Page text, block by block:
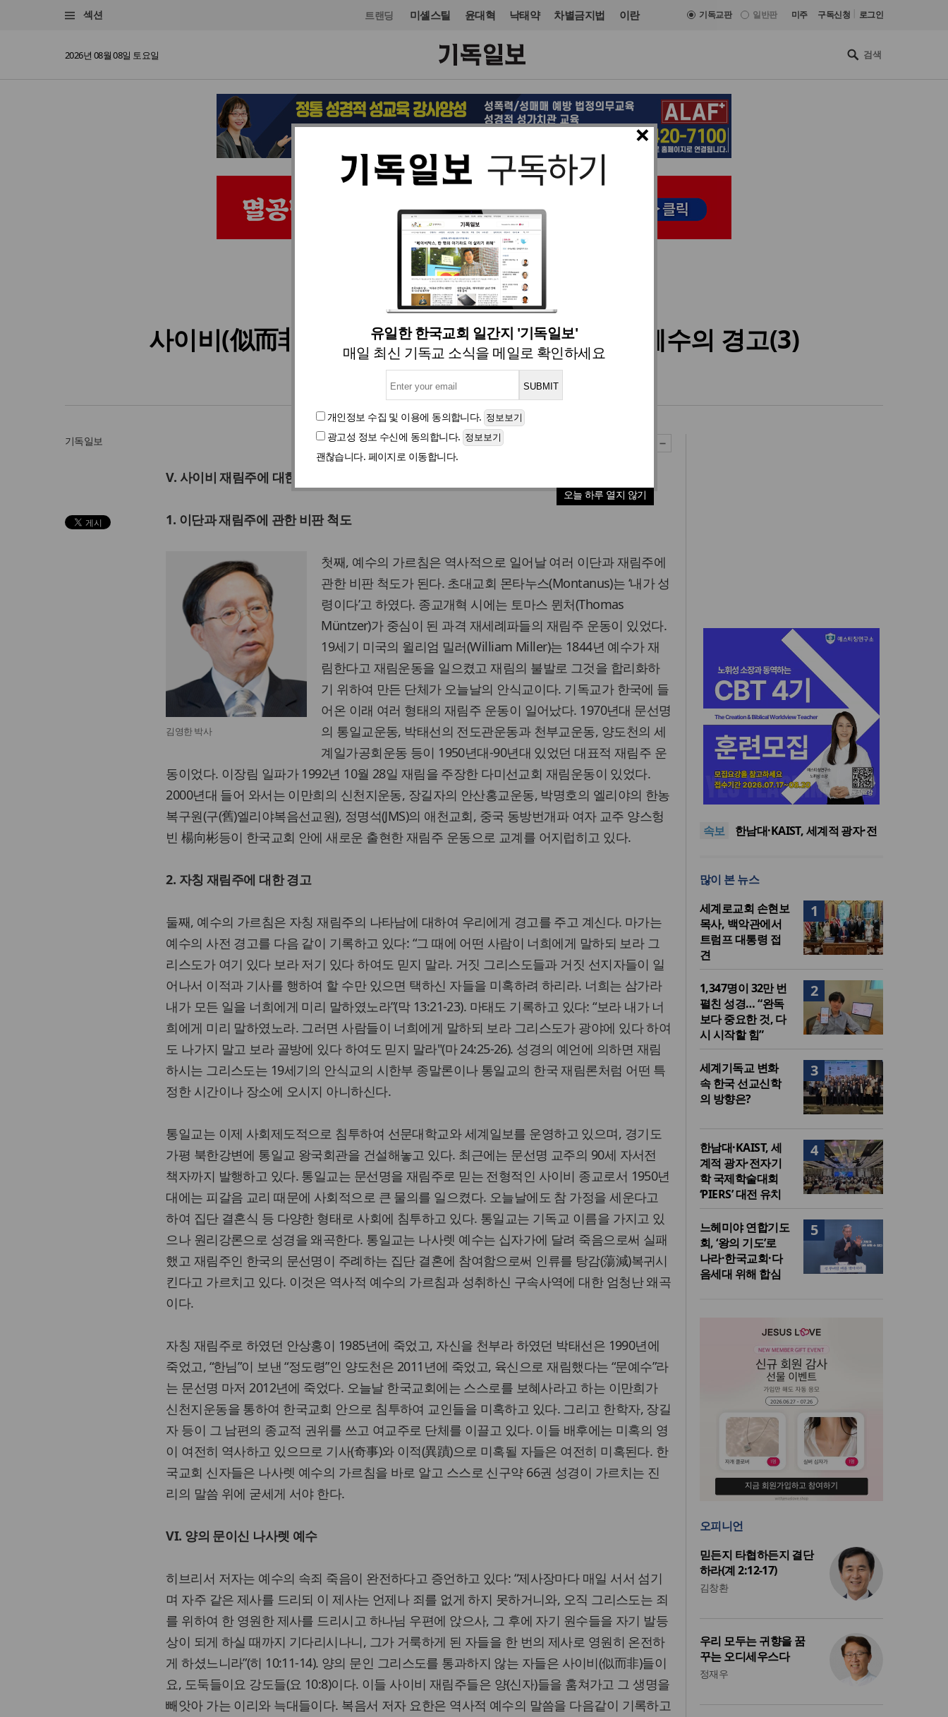
섹션 트랜딩 미셸스틸 윤대혁 낙태약 차별금지법 이란 기독교판 일반판 미주 구독신청 로그인
2026년 08월 08일 토요일
×
유일한 한국교회 일간지 '기독일보'
매일 최신 기독교 소식을 메일로 확인하세요
개인정보 수집 및 이용에 동의합니다.
광고성 정보 수신에 동의합니다.
괜찮습니다. 페이지로 이동합니다.
오늘 하루 열지 않기
오피니언·칼럼 기고 입력 2024. 06. 12 09:30
사이비(似而非) 재림주(再臨主)에 관한 나사렛 예수의 경고(3)
역사적 예수 논구 시리즈
기독일보
V. 사이비 재림주에 대한 나사렛 예수의 경고가 오늘날 주는 교훈
1. 이단과 재림주에 관한 비판 척도
김영한 박사
첫째, 예수의 가르침은 역사적으로 일어날 여러 이단과 재림주에
관한 비판 척도가 된다. 초대교회 몬타누스(Montanus)는 ‘내가 성
령이다’고 하였다. 종교개혁 시에는 토마스 뮌처(Thomas
Müntzer)가 중심이 된 과격 재세례파들의 재림주 운동이 있었다.
19세기 미국의 윌리엄 밀러(William Miller)는 1844년 예수가 재
림한다고 재림운동을 일으켰고 재림의 불발로 그것을 합리화하
기 위하여 만든 단체가 오늘날의 안식교이다. 기독교가 한국에 들
어온 이래 여러 형태의 재림주 운동이 일어났다. 1970년대 문선명
의 통일교운동, 박태선의 전도관운동과 천부교운동, 양도천의 세
계일가공회운동 등이 1950년대-90년대 있었던 대표적 재림주 운
동이었다. 이장림 일파가 1992년 10월 28일 재림을 주장한 다미선교회 재림운동이 있었다.
2000년대 들어 와서는 이만희의 신천지운동, 장길자의 안산홍교운동, 박명호의 엘리야의 한농
복구원(구(舊)엘리야복음선교원), 정명석(JMS)의 애천교회, 중국 동방번개파 여자 교주 양스헝
빈 楊向彬등이 한국교회 안에 새로운 출현한 재림주 운동으로 교계를 어지럽히고 있다.
2. 자칭 재림주에 대한 경고
둘째, 예수의 가르침은 자칭 재림주의 나타남에 대하여 우리에게 경고를 주고 계신다. 마가는
예수의 사전 경고를 다음 같이 기록하고 있다: “그 때에 어떤 사람이 너희에게 말하되 보라 그
리스도가 여기 있다 보라 저기 있다 하여도 믿지 말라. 거짓 그리스도들과 거짓 선지자들이 일
어나서 이적과 기사를 행하여 할 수만 있으면 택하신 자들을 미혹하려 하리라. 너희는 삼가라
내가 모든 일을 너희에게 미리 말하였노라”(막 13:21-23). 마태도 기록하고 있다: “보라 내가 너
희에게 미리 말하였노라. 그러면 사람들이 너희에게 말하되 보라 그리스도가 광야에 있다 하여
도 나가지 말고 보라 골방에 있다 하여도 믿지 말라"(마 24:25-26). 성경의 예언에 의하면 재림
하시는 그리스도는 19세기의 안식교의 시한부 종말론이나 통일교의 한국 재림론처럼 어떤 특
정한 시간이나 장소에 오시지 아니하신다.
통일교는 이제 사회제도적으로 침투하여 선문대학교와 세계일보를 운영하고 있으며, 경기도
가평 북한강변에 통일교 왕국회관을 건설해놓고 있다. 최근에는 문선명 교주의 90세 자서전
책자까지 발행하고 있다. 통일교는 문선명을 재림주로 믿는 전형적인 사이비 종교로서 1950년
대에는 피갈음 교리 때문에 사회적으로 큰 물의를 일으켰다. 오늘날에도 참 가정을 세운다고
하여 집단 결혼식 등 다양한 형태로 사회에 침투하고 있다. 통일교는 기독교 이름을 가지고 있
으나 원리강론으로 성경을 왜곡한다. 통일교는 나사렛 예수는 십자가에 달려 죽음으로써 실패
했고 재림주인 한국의 문선명이 주례하는 집단 결혼에 참여함으로써 인류를 탕감(蕩減)복귀시
킨다고 가르치고 있다. 이것은 역사적 예수의 가르침과 성취하신 구속사역에 대한 엄청난 왜곡
이다.
자칭 재림주로 하였던 안상홍이 1985년에 죽었고, 자신을 천부라 하였던 박태선은 1990년에
죽었고, “한님”이 보낸 “정도령”인 양도천은 2011년에 죽었고, 육신으로 재림했다는 “문예수”라
는 문선명 마저 2012년에 죽었다. 오늘날 한국교회에는 스스로를 보혜사라고 하는 이만희가
신천지운동을 통하여 한국교회 안으로 침투하여 교인들을 미혹하고 있다. 그리고 한학자, 장길
자 등이 그 남편의 종교적 권위를 쓰고 여교주로 단체를 이끌고 있다. 이들 배후에는 미혹의 영
이 여전히 역사하고 있으므로 기사(奇事)와 이적(異蹟)으로 미혹될 자들은 여전히 미혹된다. 한
국교회 신자들은 나사렛 예수의 가르침을 바로 알고 스스로 신구약 66권 성경이 가르치는 진
리의 말씀 위에 굳세게 서야 한다.
VI. 양의 문이신 나사렛 예수
히브리서 저자는 예수의 속죄 죽음이 완전하다고 증언하고 있다: “제사장마다 매일 서서 섬기
며 자주 같은 제사를 드리되 이 제사는 언제나 죄를 없게 하지 못하거니와, 오직 그리스도는 죄
를 위하여 한 영원한 제사를 드리시고 하나님 우편에 앉으사, 그 후에 자기 원수들을 자기 발등
상이 되게 하실 때까지 기다리시나니, 그가 거룩하게 된 자들을 한 번의 제사로 영원히 온전하
게 하셨느니라”(히 10:11-14). 양의 문인 그리스도를 통과하지 않는 자들은 사이비(似而非)들이
요, 도둑들이요 강도들(요 10:8)이다. 이들 사이비 재림주들은 양(신자)들을 훔쳐가고 그 생명을
빼앗아 가는 이리와 늑대들이다. 복음서 저자 요한은 역사적 예수의 말씀을 다음같이 기록하고
속보
느헤미야 연합기도회, ‘왕의 기
도’로 나라·한국교회·다음세대
세기총 “자유를 지키며 하나 된
시장 담은 로컬 매거진 ‘포항집’
한남대·KAIST, 세계적 광자·전
도’로 나라·한국교회·다음세대
세기총 “자유를 지키며 하나 된
희망의 미래를 향하여”
많이 본 뉴스
1
세계로교회 손현보
목사, 백악관에서
트럼프 대통령 접
견
2
1,347명이 32만 번
펼친 성경… “완독
보다 중요한 것, 다
시 시작할 힘”
3
세계기독교 변화
속 한국 선교신학
의 방향은?
4
한남대·KAIST, 세
계적 광자·전자기
학 국제학술대회
‘PIERS’ 대전 유치
5
느헤미야 연합기도
회, ‘왕의 기도’로
나라·한국교회·다
음세대 위해 합심
오피니언
믿든지 타협하든지 결단
하라(계 2:12-17)
김창환
우리 모두는 귀향을 꿈
꾸는 오디세우스다
정재우